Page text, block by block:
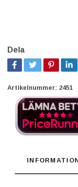
Dela
Artikelnummer: 2451